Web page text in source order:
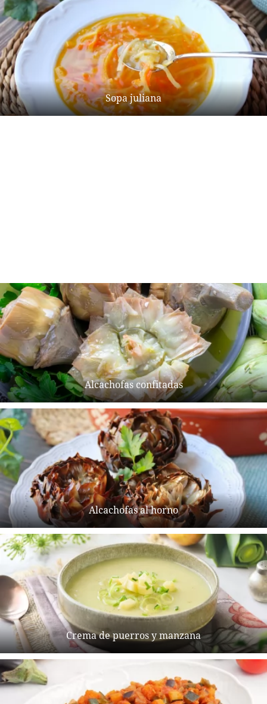
Sopa juliana
Alcachofas confitadas
Alcachofas al horno
Crema de puerros y manzana